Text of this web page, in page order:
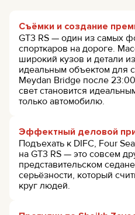
Съёмки и создание
GT3 RS — один из самых
спорткаров на дороге.
широкий кузов и детали
идеальным объектом для
Meydan Bridge после
свет становится
только автомобилю.
Эффектный деловой
Подъехать к DIFC, Four
на GT3 RS — это совсем
представительском
серьёзности, который
круг людей.